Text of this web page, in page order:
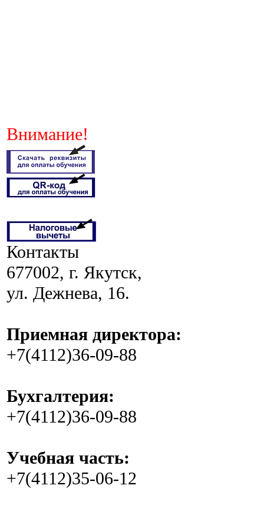
Внимание!
Контакты
677002, г. Якутск,
ул. Дежнева, 16.
Приемная директора:
+7(4112)36-09-88
Бухгалтерия:
+7(4112)36-09-88
Учебная часть:
+7(4112)35-06-12